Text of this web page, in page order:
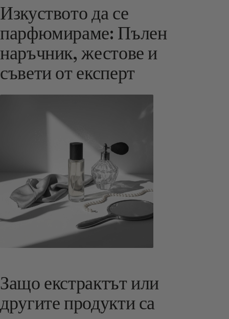
Изкуството да се
парфюмираме: Пълен
наръчник, жестове и
съвети от експерт
Защо екстрактът или
другите продукти са